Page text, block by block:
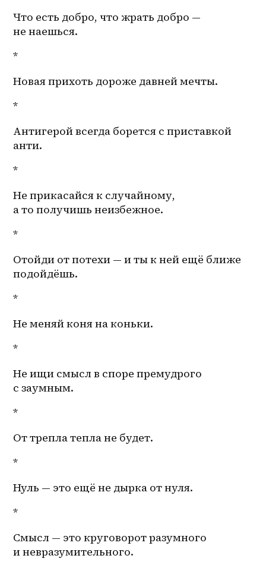
Что есть добро, что жрать добро —
не наешься.
*
Новая прихоть дороже давней мечты.
*
Антигерой всегда борется с приставкой
анти.
*
Не прикасайся к случайному,
а то получишь неизбежное.
*
Отойди от потехи — и ты к ней ещё ближе
подойдёшь.
*
Не меняй коня на коньки.
*
Не ищи смысл в споре премудрого
с заумным.
*
От трепла тепла не будет.
*
Нуль — это ещё не дырка от нуля.
*
Смысл — это круговорот разумного
и невразумительного.